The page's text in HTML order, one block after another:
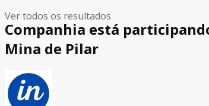
Ver todos os resultados
Companhia está
Mina de Pilar